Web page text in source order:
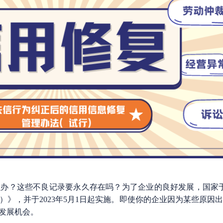
？这些不良记录要永久存在吗？为了企业的良好发展，国家
》，并于2023年5月1日起实施。即使你的企业因为某些原因
展机会。